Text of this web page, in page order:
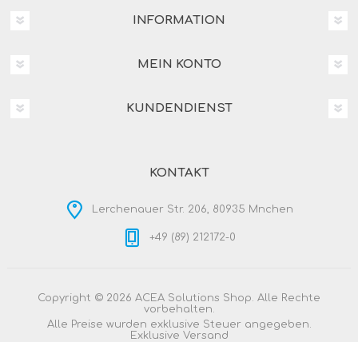
INFORMATION
MEIN KONTO
KUNDENDIENST
KONTAKT
Lerchenauer Str. 206, 80935 Mnchen
+49 (89) 212172-0
Copyright © 2026 ACEA Solutions Shop. Alle Rechte
vorbehalten.
Alle Preise wurden exklusive Steuer angegeben.
Exklusive Versand